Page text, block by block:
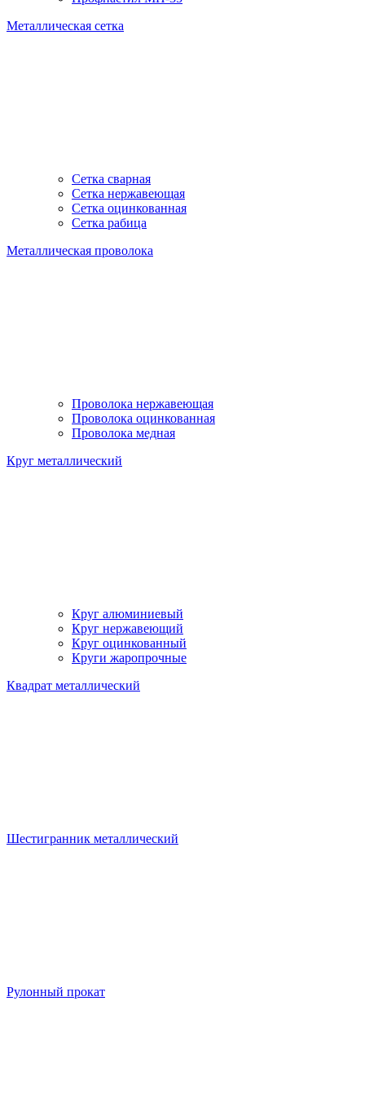
Металлическая сетка
Сетка сварная
Сетка нержавеющая
Сетка оцинкованная
Сетка рабица
Металлическая проволока
Проволока нержавеющая
Проволока оцинкованная
Проволока медная
Круг металлический
Круг алюминиевый
Круг нержавеющий
Круг оцинкованный
Круги жаропрочные
Квадрат металлический
Шестигранник металлический
Рулонный прокат